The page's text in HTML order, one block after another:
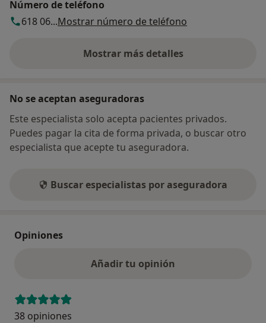
Número de teléfono
618 06...Mostrar número de teléfono
Mostrar más detalles
sobre la dirección
No se aceptan aseguradoras
Este especialista solo acepta pacientes privados.
Puedes pagar la cita de forma privada, o buscar otro
especialista que acepte tu aseguradora.
Buscar especialistas por aseguradora
Opiniones
Añadir tu opinión
38 opiniones